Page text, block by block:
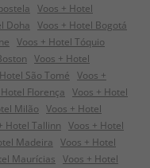
Voos + Hotel
Doha Voos + Hotel Bogotá
Voos + Hotel Tóquio
Voos + Hotel
São Tomé Voos +
Florença Voos + Hotel
Milão Voos + Hotel
Hotel Tallinn Voos + Hotel
Madeira Voos + Hotel
Maurícias Voos + Hotel